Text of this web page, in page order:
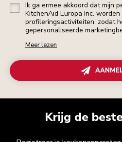
Ik ga ermee akkoord dat mijn
KitchenAid Europa Inc.
profileringsactiviteiten, zodat
gepersonaliseerde
Meer lezen
Krijg de